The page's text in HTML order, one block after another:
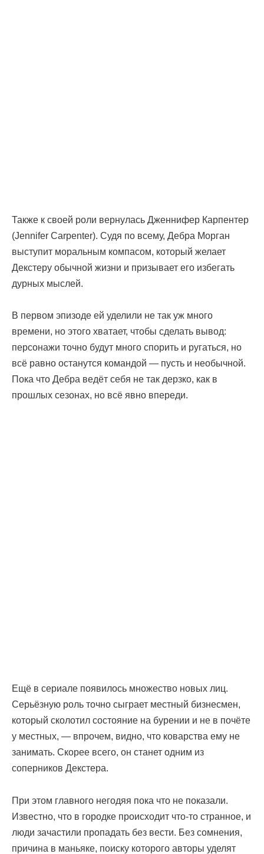
Также к своей роли вернулась Дженнифер Карпентер
(Jennifer Carpenter). Судя по всему, Дебра Морган
выступит моральным компасом, который желает
Декстеру обычной жизни и призывает его избегать
дурных мыслей.
В первом эпизоде ей уделили не так уж много
времени, но этого хватает, чтобы сделать вывод:
персонажи точно будут много спорить и ругаться, но
всё равно останутся командой — пусть и необычной.
Пока что Дебра ведёт себя не так дерзко, как в
прошлых сезонах, но всё явно впереди.
Ещё в сериале появилось множество новых лиц.
Серьёзную роль точно сыграет местный бизнесмен,
который сколотил состояние на бурении и не в почёте
у местных, — впрочем, видно, что коварства ему не
занимать. Скорее всего, он станет одним из
соперников Декстера.
При этом главного негодяя пока что не показали.
Известно, что в городке происходит что-то странное, и
люди зачастили пропадать без вести. Без сомнения,
причина в маньяке, поиску которого авторы уделят